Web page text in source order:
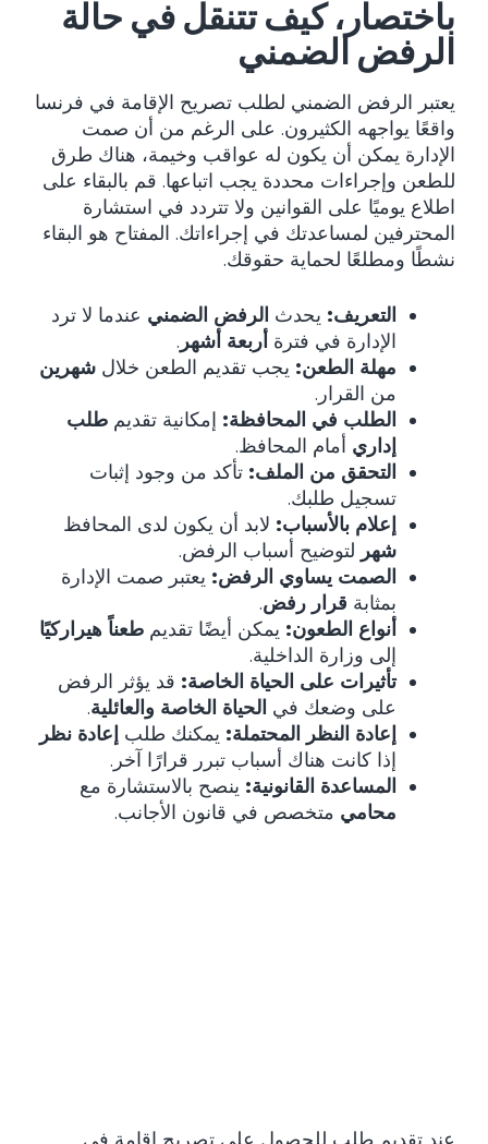
باختصار، كيف تتنقل في حالة
الرفض الضمني
يعتبر الرفض الضمني لطلب تصريح الإقامة في فرنسا
واقعًا يواجهه الكثيرون. على الرغم من أن صمت
الإدارة يمكن أن يكون له عواقب وخيمة، هناك طرق
للطعن وإجراءات محددة يجب اتباعها. قم بالبقاء على
اطلاع يوميًا على القوانين ولا تتردد في استشارة
المحترفين لمساعدتك في إجراءاتك. المفتاح هو البقاء
نشطًا ومطلعًا لحماية حقوقك.
التعريف: يحدث الرفض الضمني عندما لا ترد
الإدارة في فترة أربعة أشهر .
مهلة الطعن: يجب تقديم الطعن خلال شهرين
من القرار.
الطلب في المحافظة: إمكانية تقديم طلب
إداري أمام المحافظ.
التحقق من الملف: تأكد من وجود إثبات
تسجيل طلبك.
إعلام بالأسباب: لابد أن يكون لدى المحافظ
شهر لتوضيح أسباب الرفض.
الصمت يساوي الرفض: يعتبر صمت الإدارة
بمثابة قرار رفض.
أنواع الطعون: يمكن أيضًا تقديم طعناً هيراركيًا
إلى وزارة الداخلية.
تأثيرات على الحياة الخاصة: قد يؤثر الرفض
على وضعك في الحياة الخاصة والعائلية.
إعادة النظر المحتملة: يمكنك طلب إعادة نظر
إذا كانت هناك أسباب تبرر قرارًا آخر.
المساعدة القانونية: ينصح بالاستشارة مع
محامي متخصص في قانون الأجانب.